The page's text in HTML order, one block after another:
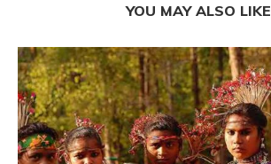
YOU MAY ALSO LIKE